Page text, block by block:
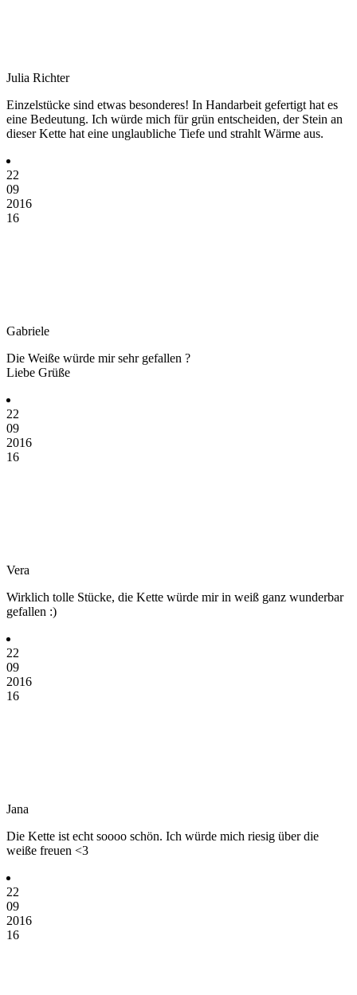
Julia Richter
Einzelstücke sind etwas besonderes! In Handarbeit gefertigt hat es
eine Bedeutung. Ich würde mich für grün entscheiden, der Stein an
dieser Kette hat eine unglaubliche Tiefe und strahlt Wärme aus.
22
09
2016
16
Gabriele
Die Weiße würde mir sehr gefallen ?
Liebe Grüße
22
09
2016
16
Vera
Wirklich tolle Stücke, die Kette würde mir in weiß ganz wunderbar
gefallen :)
22
09
2016
16
Jana
Die Kette ist echt soooo schön. Ich würde mich riesig über die
weiße freuen <3
22
09
2016
16